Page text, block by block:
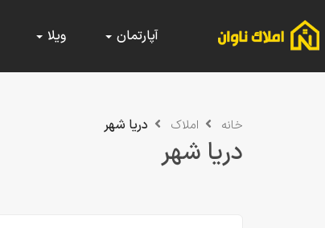
آپارتمان ویلا
خانه املاک دریا شهر
دریا شهر